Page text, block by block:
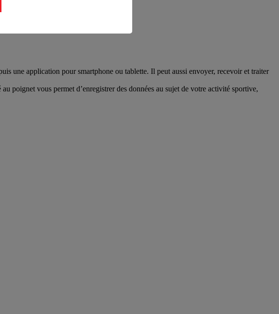
une application pour smartphone ou tablette. Il peut aussi envoyer, recevoir et traiter
poignet vous permet d’enregistrer des données au sujet de votre activité sportive,